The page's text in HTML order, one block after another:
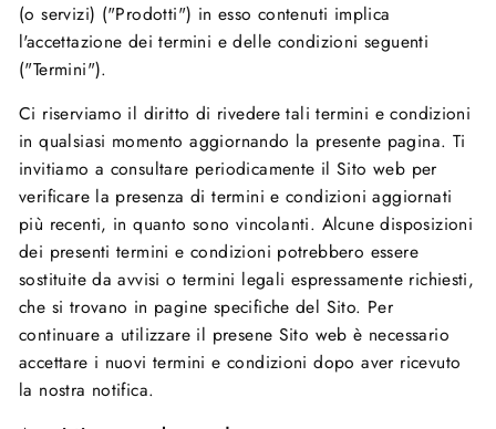
(o servizi) ("Prodotti") in esso contenuti implica
l'accettazione dei termini e delle condizioni seguenti
("Termini").
Ci riserviamo il diritto di rivedere tali termini e condizioni
in qualsiasi momento aggiornando la presente pagina. Ti
invitiamo a consultare periodicamente il Sito web per
verificare la presenza di termini e condizioni aggiornati
più recenti, in quanto sono vincolanti. Alcune disposizioni
dei presenti termini e condizioni potrebbero essere
sostituite da avvisi o termini legali espressamente richiesti,
che si trovano in pagine specifiche del Sito. Per
continuare a utilizzare il presene Sito web è necessario
accettare i nuovi termini e condizioni dopo aver ricevuto
la nostra notifica.